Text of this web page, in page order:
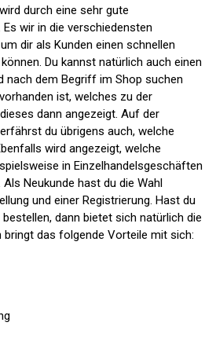
durch eine sehr gute
wir in die verschiedensten
dir als Kunden einen schnellen
Du kannst natürlich auch einen
nach dem Begriff im Shop suchen
ist, welches zu der
dann angezeigt. Auf der
du übrigens auch, welche
wird angezeigt, welche
in Einzelhandelsgeschäften
Neukunde hast du die Wahl
und einer Registrierung. Hast du
dann bietet sich natürlich die
bringt das folgende Vorteile mit sich: